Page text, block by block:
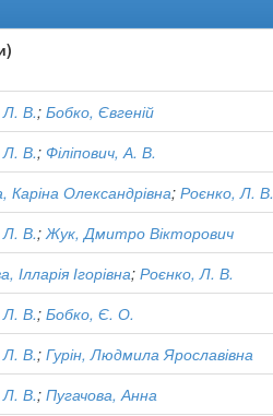
Л. В.; Бобко, Євгеній
Л. В.; Філіпович, А. В.
Каріна Олександрівна; Роєнко, Л. В.
Л. В.;Жук, Дмитро Вікторович
Ілларія Ігорівна; Роєнко, Л. В.
Л. В.; Бобко, Є. О.
Л. В.; Гурін, Людмила Ярославівна
Л. В.; Пугачова, Анна